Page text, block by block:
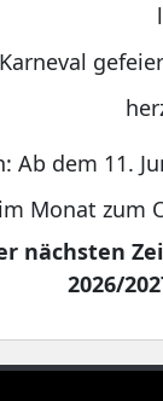
Ab dem 11.
im Monat zum
nächsten
2026/